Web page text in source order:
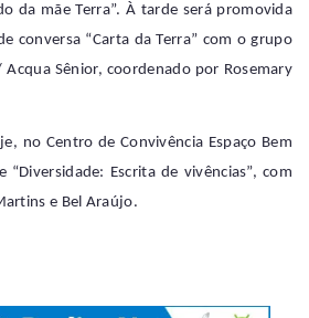
da mãe Terra”. À tarde será promovida
conversa “Carta da Terra” com o grupo
Acqua Sênior, coordenado por Rosemary
, no Centro de Convivência Espaço Bem
“Diversidade: Escrita de vivências”, com
e Bel Araújo.